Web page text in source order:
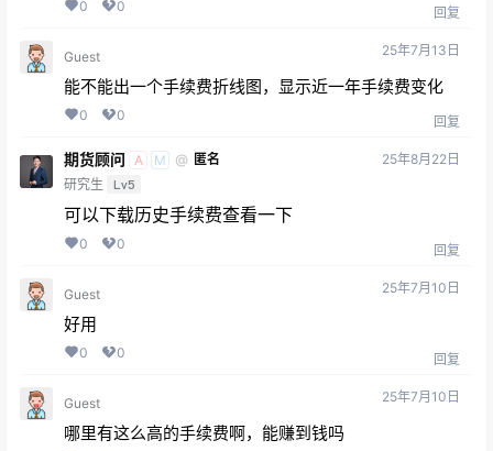
0 0 回复
Guest 25年7月13日
能不能出一个手续费折线图，显示近一年手续费变化
0 0 回复
期货顾问 A M @ 匿名
研究生
Lv5
25年8月22日
可以下载历史手续费查看一下
0 0 回复
Guest 25年7月10日
好用
0 0 回复
Guest 25年7月10日
哪里有这么高的手续费啊，能赚到钱吗